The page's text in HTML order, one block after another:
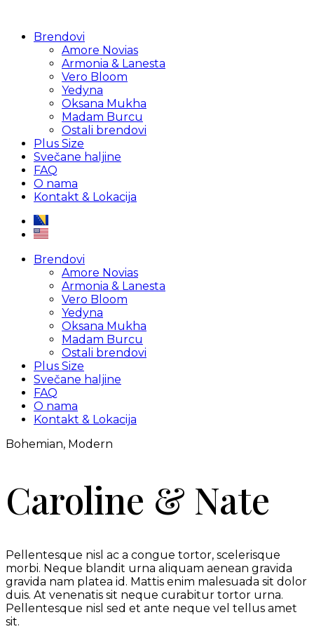
Brendovi
Amore Novias
Armonia & Lanesta
Vero Bloom
Yedyna
Oksana Mukha
Madam Burcu
Ostali brendovi
Plus Size
Svečane haljine
FAQ
O nama
Kontakt & Lokacija
Brendovi
Amore Novias
Armonia & Lanesta
Vero Bloom
Yedyna
Oksana Mukha
Madam Burcu
Ostali brendovi
Plus Size
Svečane haljine
FAQ
O nama
Kontakt & Lokacija
Bohemian, Modern
Caroline & Nate
Pellentesque nisl ac a congue tortor, scelerisque
morbi. Neque blandit urna aliquam aenean gravida
gravida nam platea id. Mattis enim malesuada sit dolor
duis. At venenatis sit neque curabitur tortor urna.
Pellentesque nisl sed et ante neque vel tellus amet
sit.